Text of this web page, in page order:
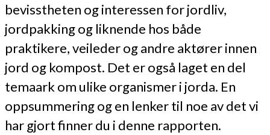
bevisstheten og interessen for jordliv,
jordpakking og liknende hos både
praktikere, veileder og andre aktører innen
jord og kompost. Det er også laget en del
temaark om ulike organismer i jorda. En
oppsummering og en lenker til noe av det vi
har gjort finner du i denne rapporten.